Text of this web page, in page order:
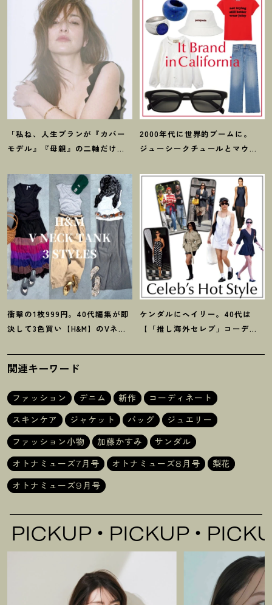
「私ね、人生プランが『カバー
モデル』『母親』の二軸だけな
き方】
2000年代に世界的ブームに。
ジューシークチュールとマウ
ド】6選
衝撃の1枚999円。40代編集が即
決して3色買い【H&M】のVネッ
3選
ケンダルにヘイリー。40代は
【「推し海外セレブ」コーデ】
デが吉！
関連キーワード
ファッション デニム 新作
コーディネート
スキンケア
ジャケット バッグ
ジュエリー
ファッション小物
加藤かすみ
サンダル
オトナミューズ7月号
オトナミューズ8月号
梨花
オトナミューズ9月号
PICKUP PICKUP